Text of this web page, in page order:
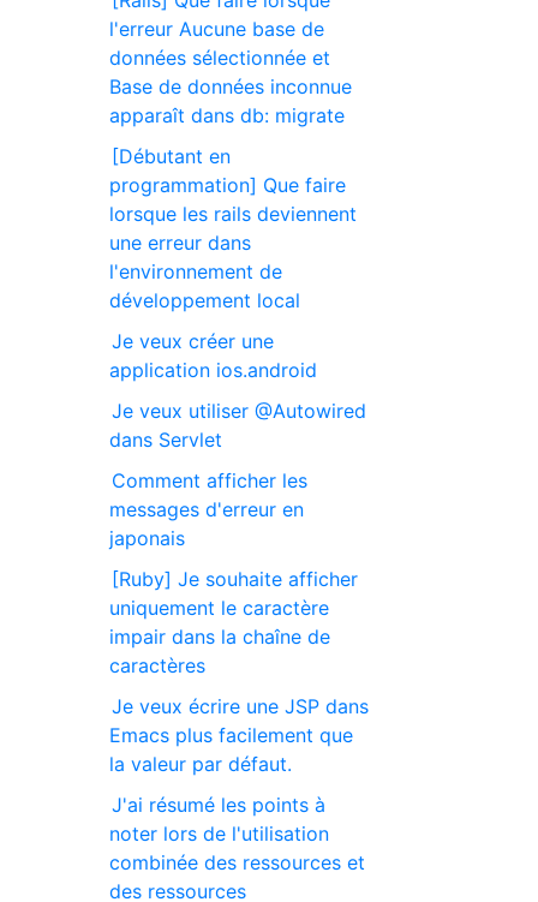
l'erreur Aucune base de
données sélectionnée et
Base de données inconnue
apparaît dans db: migrate
[Débutant en
programmation] Que faire
lorsque les rails deviennent
une erreur dans
l'environnement de
développement local
Je veux créer une
application ios.android
Je veux utiliser @Autowired
dans Servlet
Comment afficher les
messages d'erreur en
japonais
[Ruby] Je souhaite afficher
uniquement le caractère
impair dans la chaîne de
caractères
Je veux écrire une JSP dans
Emacs plus facilement que
la valeur par défaut.
J'ai résumé les points à
noter lors de l'utilisation
combinée des ressources et
des ressources